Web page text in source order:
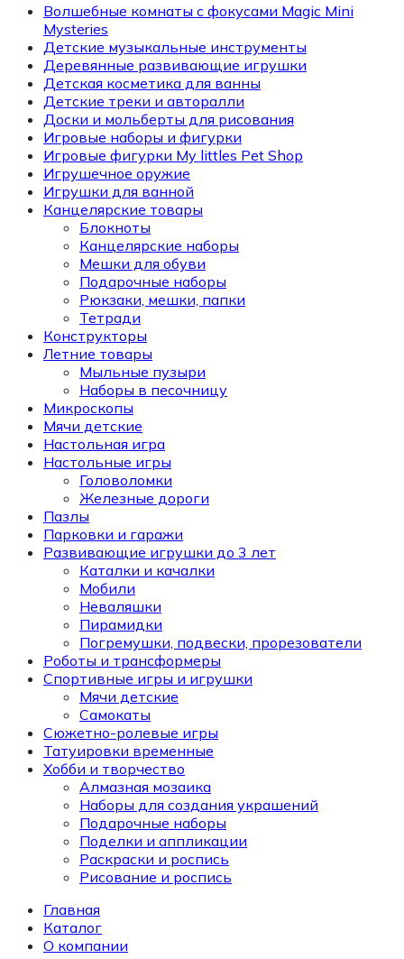
Волшебные комнаты с фокусами Magic Mini
Mysteries
Детские музыкальные инструменты
Деревянные развивающие игрушки
Детская косметика для ванны
Детские треки и авторалли
Доски и мольберты для рисования
Игровые наборы и фигурки
Игровые фигурки My littles Pet Shop
Игрушечное оружие
Игрушки для ванной
Канцелярские товары
Блокноты
Канцелярские наборы
Мешки для обуви
Подарочные наборы
Рюкзаки, мешки, папки
Тетради
Конструкторы
Летние товары
Мыльные пузыри
Наборы в песочницу
Микроскопы
Мячи детские
Настольная игра
Настольные игры
Головоломки
Железные дороги
Пазлы
Парковки и гаражи
Развивающие игрушки до 3 лет
Каталки и качалки
Мобили
Неваляшки
Пирамидки
Погремушки, подвески, прорезователи
Роботы и трансформеры
Спортивные игры и игрушки
Мячи детские
Самокаты
Сюжетно-ролевые игры
Татуировки временные
Хобби и творчество
Алмазная мозаика
Наборы для создания украшений
Подарочные наборы
Поделки и аппликации
Раскраски и роспись
Рисование и роспись
Главная
Каталог
О компании